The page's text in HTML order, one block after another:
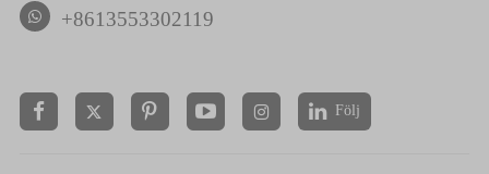
+8613553302119
  Följ